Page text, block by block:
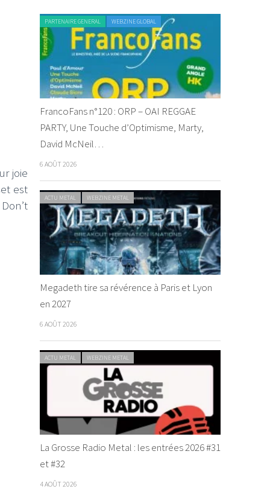
joie
est
PARTENAIRE GENERAL WEBZINE GLOBAL
FrancoFans n°120 : ORP – OAI REGGAE
PARTY, Une Touche d’Optimisme, Marty,
David McNeil…
6 AOÛT 2026
ACTU METAL WEBZINE METAL
Megadeth tire sa révérence à Paris et Lyon
en 2027
6 AOÛT 2026
ACTU METAL WEBZINE METAL
La Grosse Radio Metal : les entrées 2026 #31
et #32
4 AOÛT 2026